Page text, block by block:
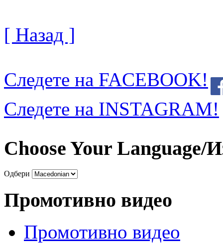
[ Назад ]
Следете на FACEBOOK!
Следете на INSTAGRAM!
Choose Your Language/
Одбери
Промотивно видео
Промотивно видео